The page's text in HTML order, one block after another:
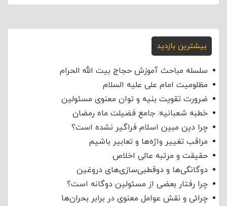
بیشترین بازدید
سلسله مباحث آموزش حجاج بیت الله الحرام
مظلومیت امام علی علیه السلام
ضرورت تقویت بنیه و توان معنوی مسئولین
خطبه شعبانیه: جامع فضیلت ماه رمضان
چرا دین مبین اسلام فراگیر نشده است؟
مراقب تغییر واژه‌ها و تعابیر باشیم
حقیقت و مرتبه عالی اخلاص
دوگانگی‌ها و دوقطبی‌سازی‌های دروغین
چرا رفتار بعضی از مسئولین دوگانه است؟
چرائی و نقش عوامل معنوی در برابر بحران‌ها